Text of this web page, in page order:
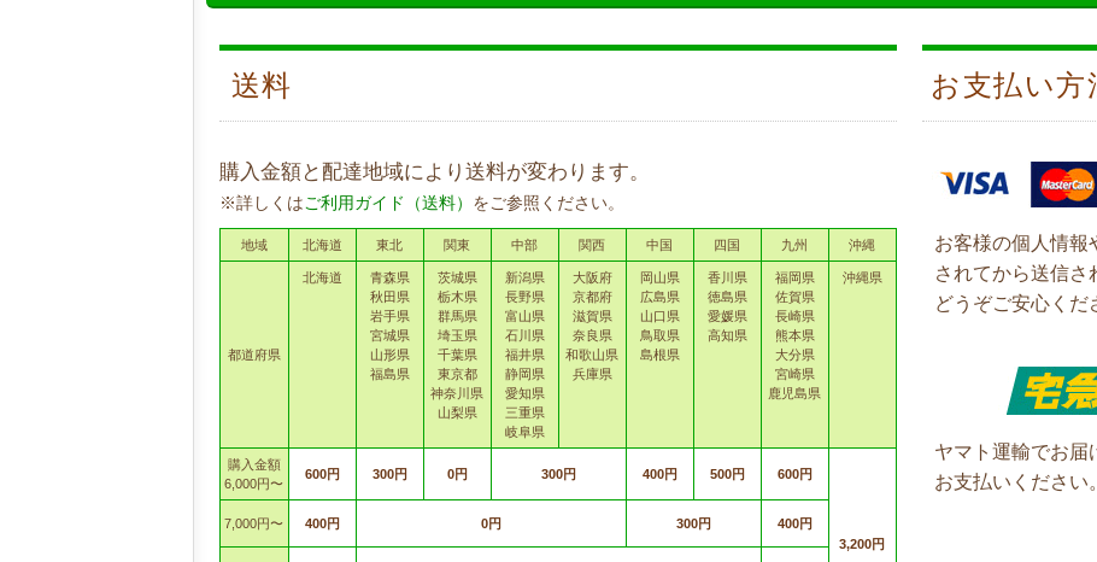
送料
購入金額と配達地域により送料が変わります。
※詳しくはご利用ガイド（送料） をご参照ください。
地域 北海道 東北 関東 中部 関西 中国 四国 九州 沖縄
都道府県
北海道
青森県
秋田県
岩手県
宮城県
山形県
福島県
茨城県
栃木県
群馬県
埼玉県
千葉県
東京都
神奈川県
山梨県
新潟県
長野県
富山県
石川県
福井県
静岡県
愛知県
三重県
岐阜県
大阪府
京都府
滋賀県
奈良県
和歌山県
兵庫県
岡山県
広島県
山口県
鳥取県
島根県
香川県
徳島県
愛媛県
高知県
福岡県
佐賀県
長崎県
熊本県
大分県
宮崎県
鹿児島県
沖縄県
購入金額
6,000円〜
600円 300円 0円 300円 400円 500円 600円
3,200円
7,000円〜 400円 0円 300円 400円
お支払い方
お客様の個人情報
されてから送信さ
どうぞご安心くだ
ヤマト運輸でお届
お支払いください。